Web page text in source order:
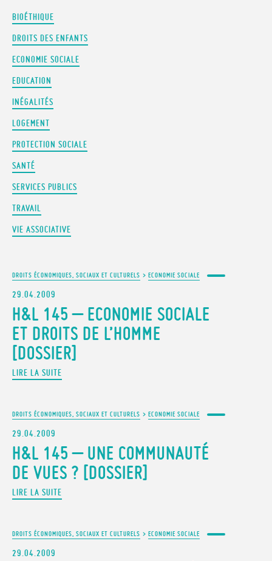
BIOÉTHIQUE
DROITS DES ENFANTS
ECONOMIE SOCIALE
EDUCATION
INÉGALITÉS
LOGEMENT
PROTECTION SOCIALE
SANTÉ
SERVICES PUBLICS
TRAVAIL
VIE ASSOCIATIVE
DROITS ÉCONOMIQUES, SOCIAUX ET CULTURELS > ECONOMIE SOCIALE
29.04.2009
H&L 145 – ECONOMIE SOCIALE
ET DROITS DE L’HOMME
[DOSSIER]
LIRE LA SUITE
DROITS ÉCONOMIQUES, SOCIAUX ET CULTURELS > ECONOMIE SOCIALE
29.04.2009
H&L 145 – UNE COMMUNAUTÉ
DE VUES ? [DOSSIER]
LIRE LA SUITE
DROITS ÉCONOMIQUES, SOCIAUX ET CULTURELS > ECONOMIE SOCIALE
29.04.2009